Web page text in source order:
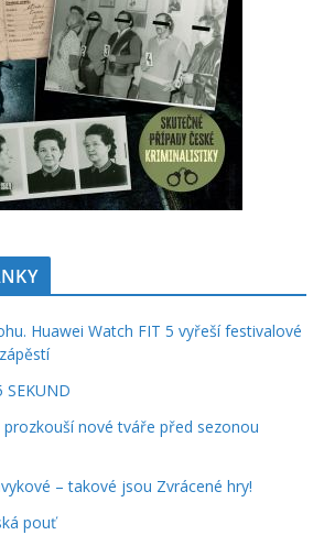
Huawei Watch FIT 5 vyřeší festivalové
SEKUND
nové tváře před sezonou
– takové jsou Zvrácené hry!
pouť